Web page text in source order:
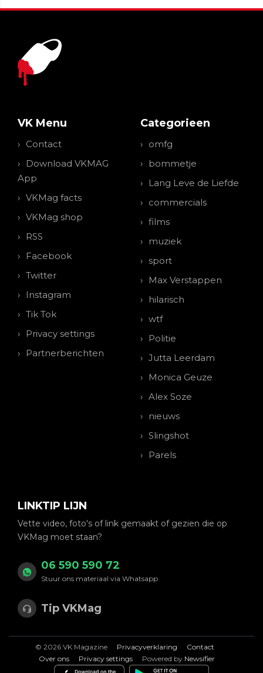
VK Menu
Contact
Download VKMAG
App
VKMag facts
VKMag shop
RSS
Facebook
Twitter
Instagram
Tik Tok
Privacy settings
Partnerberichten
Categorieen
omfg
bommetje
Lang Leve de Liefde
commercials
films
muziek
sport
Max Verstappen
hilarisch
wtf
Politie
Jutta Leerdam
Monica Geuze
Alex Soze
nieuws
Slingshot
Parels
LINKTIP LIJN
Vette video, foto's of link gemaakt of gezien die op
VKMag moet staan?
06 590 590 72
Stuur ons materiaal via Whatsapp
Tip VKMag
© 2026 VK Magazine Privacyverklaring
Contact
Over ons
Privacy settings Powered by Newsifier